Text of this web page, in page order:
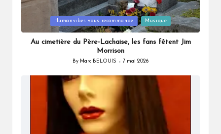
in
Humanvibes vous recommande Musique
Au cimetière du Père-Lachaise, les fans fêtent Jim
Morrison
Posted
By Marc BELOUIS 7 mai 2026